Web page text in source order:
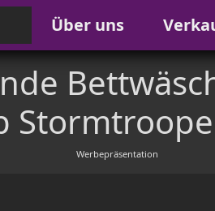
Über uns
Werbepräsentation